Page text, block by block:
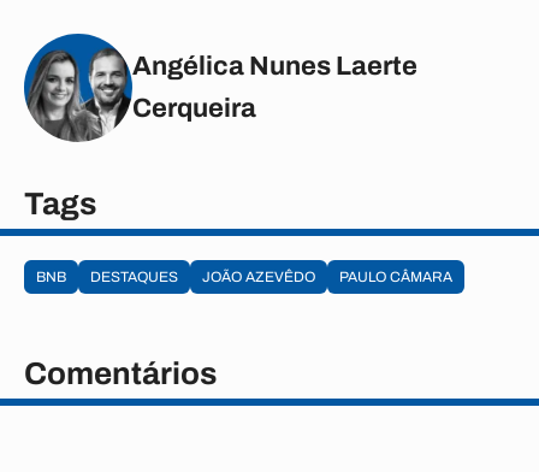
Angélica Nunes Laerte
Cerqueira
Tags
BNB DESTAQUES JOÃO AZEVÊDO PAULO CÂMARA
Comentários